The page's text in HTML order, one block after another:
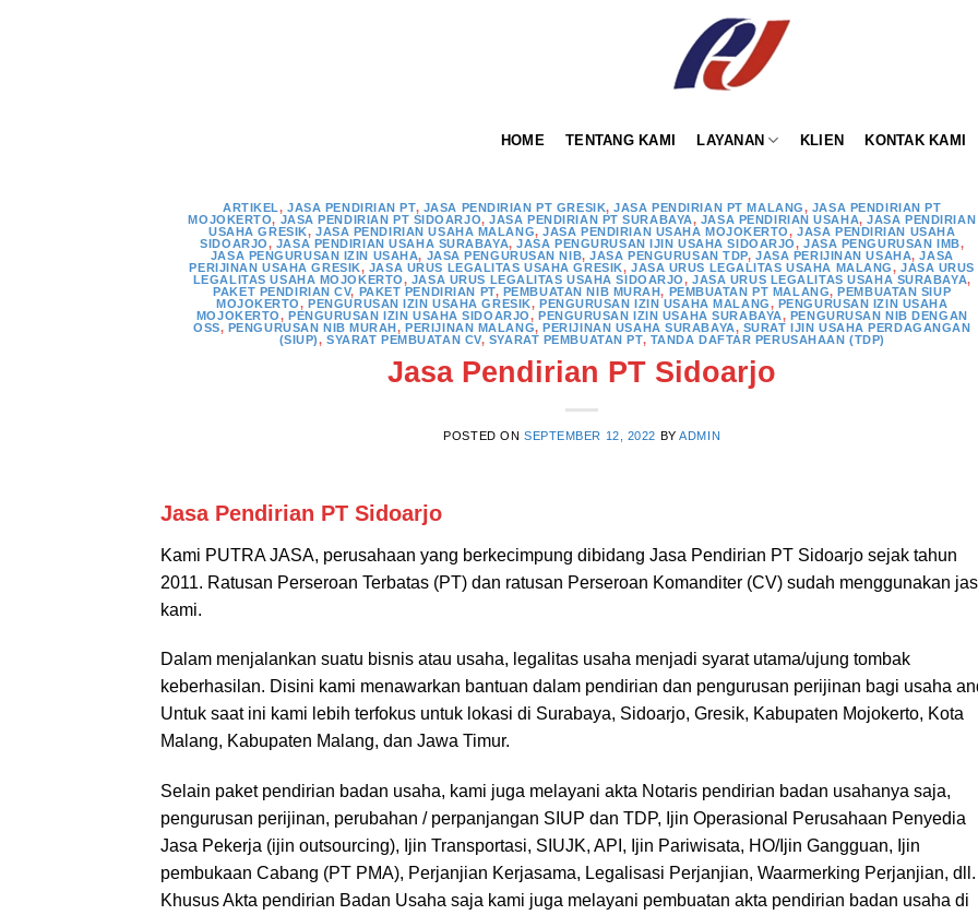
HOME TENTANG KAMI LAYANAN KLIEN KONTAK KAMI
ARTIKEL,JASA PENDIRIAN PT, JASA PENDIRIAN PT GRESIK,JASA PENDIRIAN PT MALANG, JASA PENDIRIAN PT
MOJOKERTO, JASA PENDIRIAN PT SIDOARJO,JASA PENDIRIAN PT SURABAYA, JASA PENDIRIAN USAHA,JASA PENDIRIAN
USAHA GRESIK, JASA PENDIRIAN USAHA MALANG,JASA PENDIRIAN USAHA MOJOKERTO,JASA PENDIRIAN USAHA
SIDOARJO, JASA PENDIRIAN USAHA SURABAYA,JASA PENGURUSAN IJIN USAHA SIDOARJO, JASA PENGURUSAN IMB,
JASA PENGURUSAN IZIN USAHA, JASA PENGURUSAN NIB,JASA PENGURUSAN TDP,JASA PERIJINAN USAHA,JASA
PERIJINAN USAHA GRESIK, JASA URUS LEGALITAS USAHA GRESIK, JASA URUS LEGALITAS USAHA MALANG, JASA URUS
LEGALITAS USAHA MOJOKERTO, JASA URUS LEGALITAS USAHA SIDOARJO,JASA URUS LEGALITAS USAHA SURABAYA,
PAKET PENDIRIAN CV, PAKET PENDIRIAN PT, PEMBUATAN NIB MURAH, PEMBUATAN PT MALANG,PEMBUATAN SIUP
MOJOKERTO,PENGURUSAN IZIN USAHA GRESIK, PENGURUSAN IZIN USAHA MALANG, PENGURUSAN IZIN USAHA
MOJOKERTO,PENGURUSAN IZIN USAHA SIDOARJO, PENGURUSAN IZIN USAHA SURABAYA, PENGURUSAN NIB DENGAN
OSS, PENGURUSAN NIB MURAH,PERIJINAN MALANG,PERIJINAN USAHA SURABAYA, SURAT IJIN USAHA PERDAGANGAN
(SIUP),SYARAT PEMBUATAN CV, SYARAT PEMBUATAN PT, TANDA DAFTAR PERUSAHAAN (TDP)
Jasa Pendirian PT Sidoarjo
POSTED ON SEPTEMBER 12, 2022 BYADMIN
Jasa Pendirian PT Sidoarjo
Kami PUTRA JASA, perusahaan yang berkecimpung dibidang Jasa Pendirian PT Sidoarjo sejak tahun
2011. Ratusan Perseroan Terbatas (PT) dan ratusan Perseroan Komanditer (CV) sudah menggunakan
kami.
Dalam menjalankan suatu bisnis atau usaha, legalitas usaha menjadi syarat utama/ujung tombak
keberhasilan. Disini kami menawarkan bantuan dalam pendirian dan pengurusan perijinan bagi usaha
Untuk saat ini kami lebih terfokus untuk lokasi di Surabaya, Sidoarjo, Gresik, Kabupaten Mojokerto, Kota
Malang, Kabupaten Malang, dan Jawa Timur.
Selain paket pendirian badan usaha, kami juga melayani akta Notaris pendirian badan usahanya saja,
pengurusan perijinan, perubahan / perpanjangan SIUP dan TDP, Ijin Operasional Perusahaan Penyedia
Jasa Pekerja (ijin outsourcing), Ijin Transportasi, SIUJK, API, Ijin Pariwisata, HO/Ijin Gangguan, Ijin
pembukaan Cabang (PT PMA), Perjanjian Kerjasama, Legalisasi Perjanjian, Waarmerking Perjanjian, dll.
Khusus Akta pendirian Badan Usaha saja kami juga melayani pembuatan akta pendirian badan usaha di